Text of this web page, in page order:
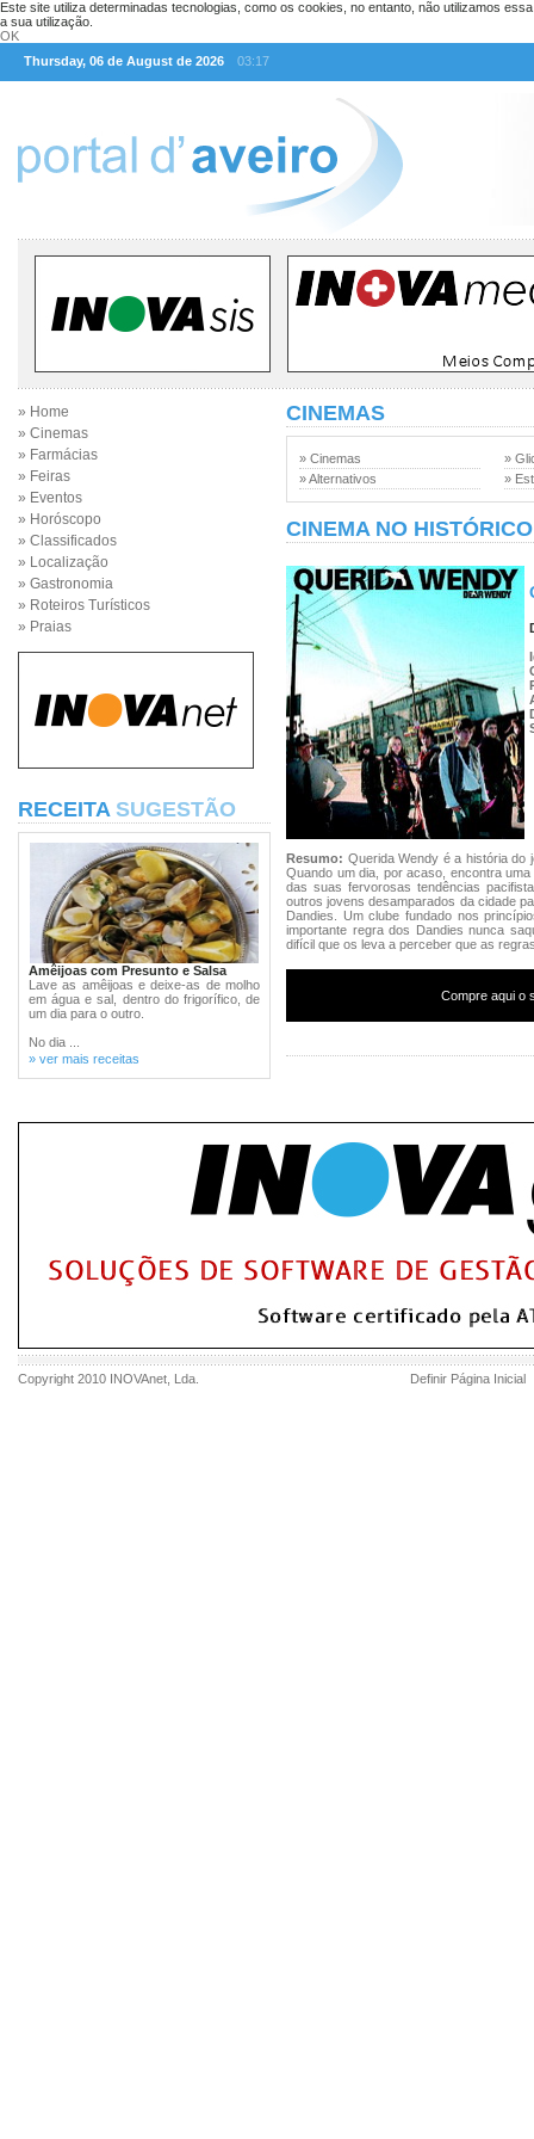
Este site utiliza determinadas tecnologias, como os cookies, no entanto, não utilizamos
a sua utilização.
OK
Thursday, 06 de August de 2026
03:17
» Home
» Cinemas
» Farmácias
» Feiras
» Eventos
» Horóscopo
» Classificados
» Localização
» Gastronomia
» Roteiros Turísticos
» Praias
RECEITA SUGESTÃO
Amêijoas com Presunto e Salsa
Lave as amêijoas e deixe-as de molho
em água e sal, dentro do frigorífico, de
um dia para o outro.
No dia ...
» ver mais receitas
CINEMAS
» Cinemas
» Alternativos
»
»
CINEMA NO HISTÓRICO
Resumo: Querida Wendy é a história do
Quando um dia, por acaso, encontra
das suas fervorosas tendências
outros jovens desamparados da cidade
Dandies. Um clube fundado nos
importante regra dos Dandies nunca
difícil que os leva a perceber que as
Compre aqui o
Copyright 2010 INOVAnet , Lda. Definir Página Inicial